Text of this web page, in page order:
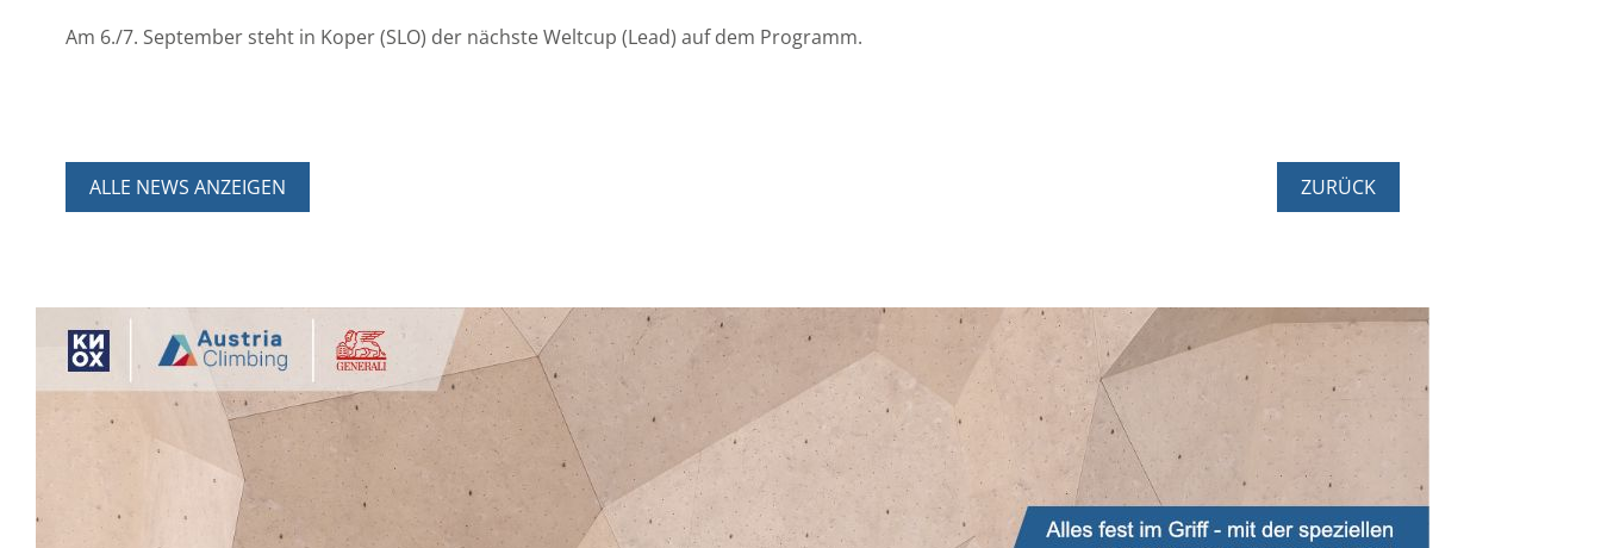
Am 6./7. September steht in Koper (SLO) der nächste Weltcup (Lead) auf dem Programm.
ALLE NEWS ANZEIGEN ZURÜCK